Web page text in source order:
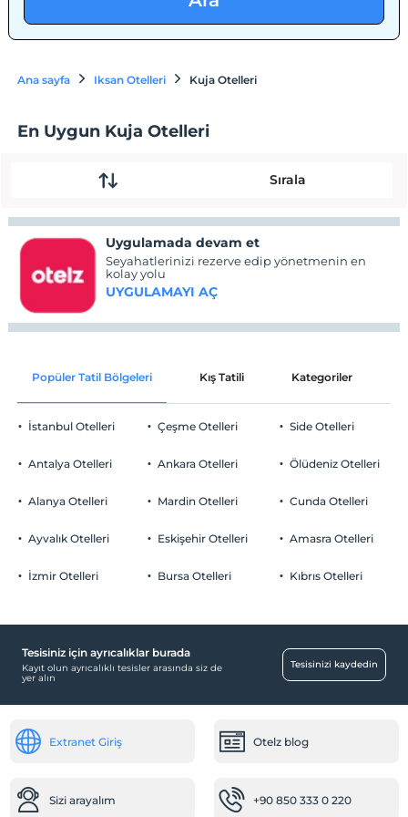
Ana sayfa Iksan Otelleri Kuja Otelleri
En Uygun Kuja Otelleri
Sırala
Uygulamada devam et
Seyahatlerinizi rezerve edip yönetmenin en
kolay yolu
UYGULAMAYI AÇ
Popüler Tatil Bölgeleri Kış Tatili Kategoriler
İstanbul Otelleri
Antalya Otelleri
Alanya Otelleri
Ayvalık Otelleri
İzmir Otelleri
Çeşme Otelleri
Ankara Otelleri
Mardin Otelleri
Eskişehir Otelleri
Bursa Otelleri
Side Otelleri
Ölüdeniz Otelleri
Cunda Otelleri
Amasra Otelleri
Kıbrıs Otelleri
Tesisiniz için ayrıcalıklar burada
Kayıt olun ayrıcalıklı tesisler arasında siz de
yer alın
Tesisinizi kaydedin
Extranet Giriş Otelz blog
Sizi arayalım +90 850 333 0 220